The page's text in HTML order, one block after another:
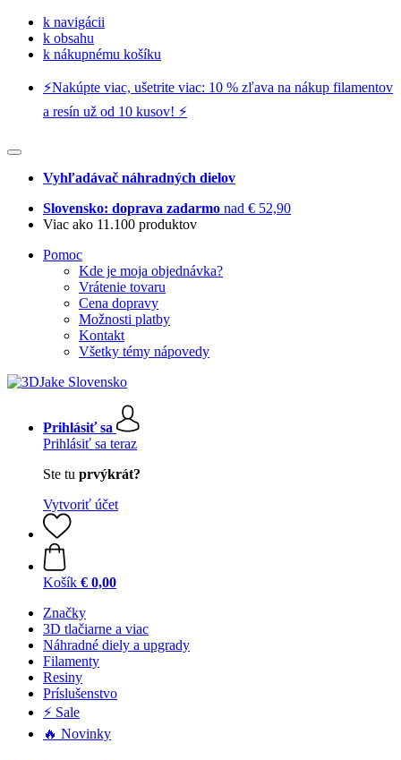
k navigácii
k obsahu
k nákupnému košíku
⚡️Nakúpte viac, ušetrite viac: 10 % zľava na nákup filamentov
a resín už od 10 kusov! ⚡️
Vyhľadávač náhradných dielov
Slovensko: doprava zadarmo nad € 52,90
Viac ako 11.100 produktov
Pomoc
Kde je moja objednávka?
Vrátenie tovaru
Cena dopravy
Možnosti platby
Kontakt
Všetky témy nápovedy
Prihlásiť sa
Prihlásiť sa teraz
Ste tu prvýkrát?
Vytvoriť účet
Košík € 0,00
Značky
3D tlačiarne a viac
Náhradné diely a upgrady
Filamenty
Resiny
Príslušenstvo
⚡ Sale
🔥 Novinky